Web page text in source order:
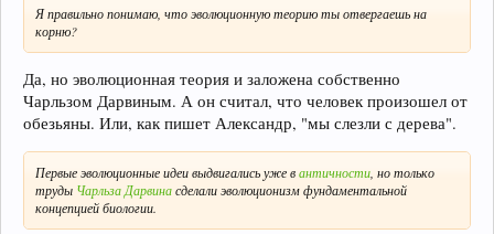
Я правильно понимаю, что эволюционную теорию ты отвергаешь на
корню?
Да, но эволюционная теория и заложена собственно
Чарльзом Дарвиным. А он считал, что человек произошел от
обезьяны. Или, как пишет Александр, "мы слезли с дерева".
Первые эволюционные идеи выдвигались уже вантичности , но только
труды Чарльза Дарвинасделали эволюционизм фундаментальной
концепцией биологии.